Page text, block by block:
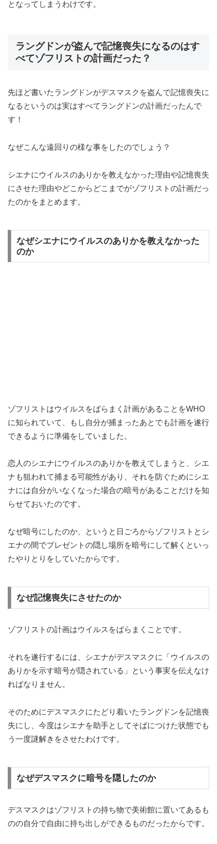
となってしまうわけです。
ラングドンが盗んで記憶喪失になるのはす
べてゾフリストの計画だった？
先ほど書いたラングドンがデスマスクを盗んで記憶喪失に
なるというのは実はすべてラングドンの計画だったんで
す！
なぜこんな遠回りの様な事をしたのでしょう？
シエナにウイルスのありかを教えなかった理由や記憶喪失
にさせた理由やどこからどこまでがゾフリストの計画だっ
たのかをまとめます。
なぜシエナにウイルスのありかを教えなかった
のか
ゾフリストはウイルスをばらまく計画があることをWHO
に知られていて、もし自分が捕まったあとでも計画を遂行
できるように準備をしていました。
恋人のシエナにウイルスのありかを教えてしまうと、シエ
ナも狙われて捕まる可能性があり、それを防ぐためにシエ
ナには自分がいなくなった場合の暗号があることだけを知
らせておいたのです。
なぜ暗号にしたのか、というと日ごろからゾフリストとシ
エナの間でプレゼントの隠し場所を暗号にして解くといっ
たやりとりをしていたからです。
なぜ記憶喪失にさせたのか
ゾフリストの計画はウイルスをばらまくことです。
それを遂行するには、シエナがデスマスクに「ウイルスの
ありかを示す暗号が隠されている」という事実を伝えなけ
ればなりません。
そのためにデスマスクにたどり着いたラングドンを記憶喪
失にし、今度はシエナを助手としてそばにつけた状態でも
う一度謎解きをさせたわけです。
なぜデスマスクに暗号を隠したのか
デスマスクはゾフリストの持ち物で美術館に置いてあるも
のの自分で自由に持ち出しができるものだったからです。